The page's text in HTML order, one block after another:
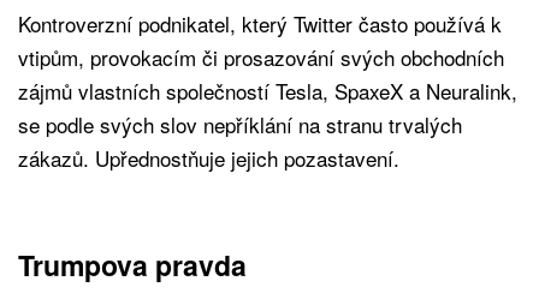
Kontroverzní podnikatel, který Twitter často používá k
vtipům, provokacím či prosazování svých obchodních
zájmů vlastních společností Tesla, SpaxeX a Neuralink,
se podle svých slov nepříklání na stranu trvalých
zákazů. Upřednostňuje jejich pozastavení.
Trumpova pravda